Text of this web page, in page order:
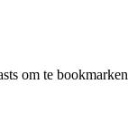
om te bookmarken